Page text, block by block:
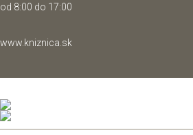
od 8:00 do 17:00
www.kniznica.sk